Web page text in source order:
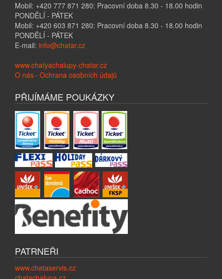
Mobil: +420 777 871 280: Pracovní doba 8.30 - 18.00 hodin
PONDĚLÍ - PÁTEK
Mobil: +420 603 871 280: Pracovní doba 8.30 - 18.00 hodin
PONDĚLÍ - PÁTEK
E-mail: info@chatar.cz
www.chatyachalupy-chatar.cz
O nás · Ochrana osobních údajů
PŘIJÍMÁME POUKÁZKY
PATRNEŘI
www.chataservis.cz